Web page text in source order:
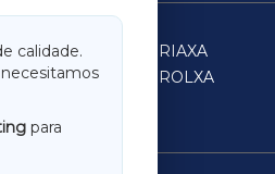
calidade.
para
SARRIAXA
FERROLXA